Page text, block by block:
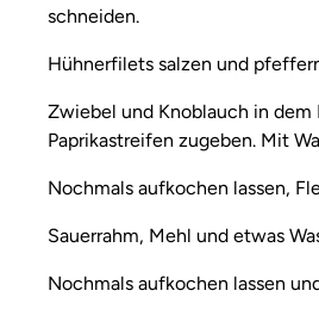
schneiden.
Hühnerfilets salzen und
Zwiebel und Knoblauch in dem
Paprikastreifen zugeben. Mit
Nochmals aufkochen lassen,
Sauerrahm, Mehl und etwas
Nochmals aufkochen lassen